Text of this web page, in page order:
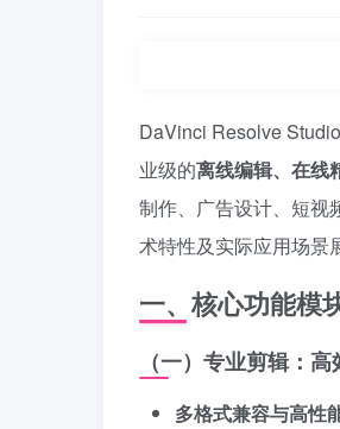
DaVinci Resolve
业级的离线编辑、在线
制作、广告设计、短视
术特性及实际应用场景
一、核心功能模
（一）专业剪辑：
多格式兼容与高性